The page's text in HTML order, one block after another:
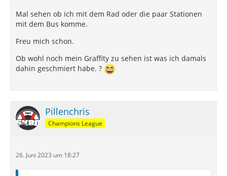
Mal sehen ob ich mit dem Rad oder die paar Stationen
mit dem Bus komme.
Freu mich schon.
Ob wohl noch mein Graffity zu sehen ist was ich damals
dahin geschmiert habe. ?
Pillenchris
Champions League
26. Juni 2023 um 18:27